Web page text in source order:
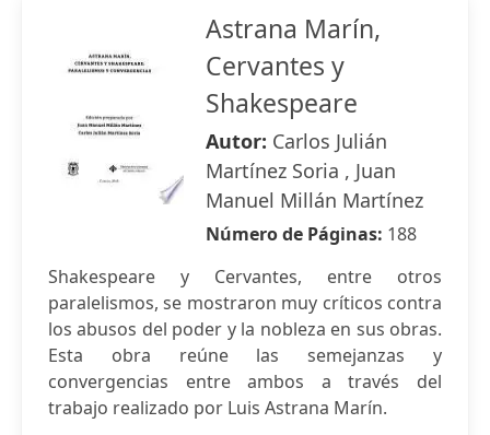
Astrana Marín,
Cervantes y
Shakespeare
Autor: Carlos Julián
Martínez Soria , Juan
Manuel Millán Martínez
Número de Páginas: 188
Shakespeare y Cervantes, entre otros
paralelismos, se mostraron muy críticos contra
los abusos del poder y la nobleza en sus obras.
Esta obra reúne las semejanzas y
convergencias entre ambos a través del
trabajo realizado por Luis Astrana Marín.